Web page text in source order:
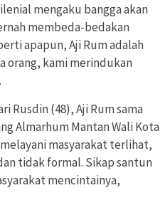
mengaku bangga akan
membeda-bedakan
apapun, Aji Rum adalah
orang, kami merindukan
Rusdin (48), Aji Rum sama
Almarhum Mantan Wali Kota
masyarakat terlihat,
tidak formal. Sikap santun
mencintainya,